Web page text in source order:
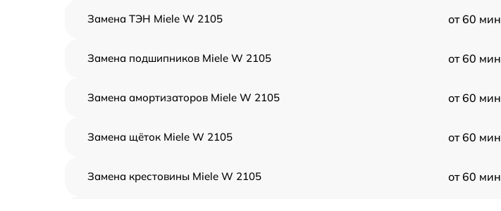
Замена ТЭН Miele W 2105 от 60 мин
Замена подшипников Miele W 2105 от 60 мин
Замена амортизаторов Miele W 2105 от 60 мин
Замена щёток Miele W 2105 от 60 мин
Замена крестовины Miele W 2105 от 60 мин